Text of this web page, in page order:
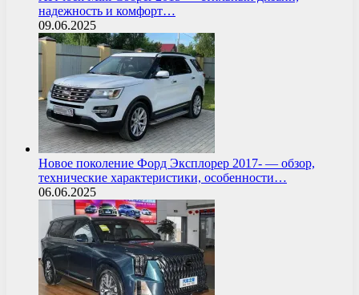
надежность и комфорт…
09.06.2025
Новое поколение Форд Эксплорер 2017- — обзор,
технические характеристики, особенности…
06.06.2025